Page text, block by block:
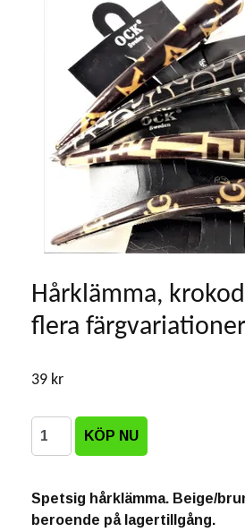
Hårklämma,
flera färgvariationer
39 kr
Spetsig hårklämma. Beige/
beroende på lagertillgång.